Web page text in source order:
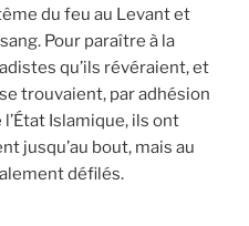
du feu au Levant et
Pour paraître à la
qu’ils révéraient, et
trouvaient, par adhésion
Islamique, ils ont
jusqu’au bout, mais au
défilés.